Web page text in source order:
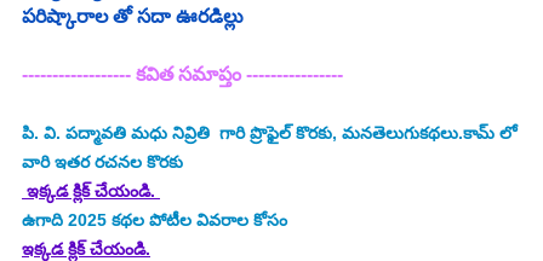
పరిష్కారాల తో సదా ఊరడిల్లు
------------------ కవిత సమాప్తం ----------------
పి. వి. పద్మావతి మధు నివ్రితి గారి ప్రొఫైల్ కొరకు, మనతెలుగుకథలు.కామ్ లో
వారి ఇతర రచనల కొరకు
ఇక్కడ క్లిక్ చేయండి.
ఉగాది 2025 కథల పోటీల వివరాల కోసం
ఇక్కడ క్లిక్ చేయండి.